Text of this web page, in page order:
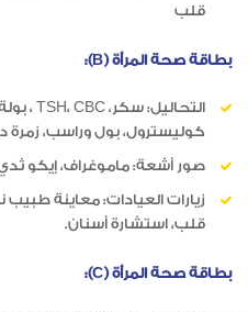
قلب
بطاقة صحة المرأة (B):
كوليسترول، بول وراسب، زمرة
صور أشعة: ماموغراف، إيكو
زيارات العيادات: معاينة
قلب، استشارة أسنان.
بطاقة صحة المرأة (C):